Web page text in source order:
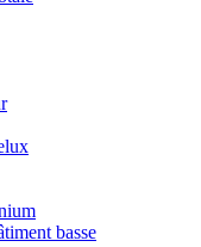
basse